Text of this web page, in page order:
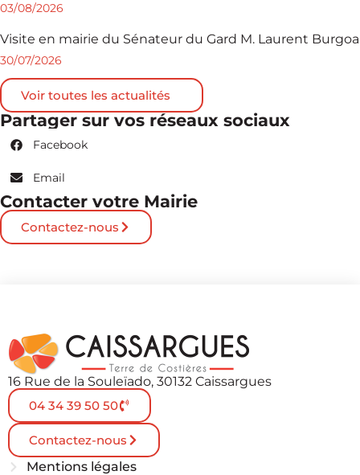
03/08/2026
Visite en mairie du Sénateur du Gard M. Laurent Burgoa
30/07/2026
Voir toutes les actualités
Partager sur vos réseaux sociaux
Facebook
Email
Contacter votre Mairie
Contactez-nous
16 Rue de la Souleïado, 30132 Caissargues
04 34 39 50 50
Contactez-nous
Mentions légales